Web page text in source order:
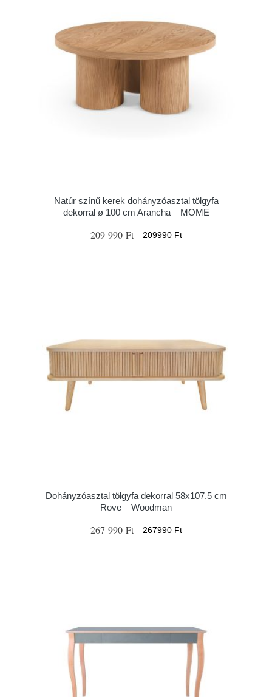
Natúr színű kerek dohányzóasztal tölgyfa
dekorral ø 100 cm Arancha – MOME
209 990 Ft 209990 Ft
Dohányzóasztal tölgyfa dekorral 58x107.5 cm
Rove – Woodman
267 990 Ft 267990 Ft